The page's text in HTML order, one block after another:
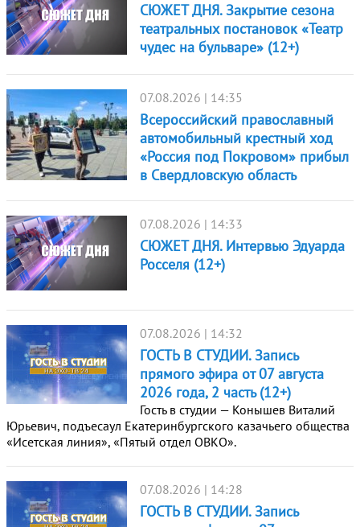
СЮЖЕТ ДНЯ. Закрытие сезона
театральных постановок «Театр
чудес на бульваре» (12+)
07.08.2026 | 14:35
Всероссийский православный
автомобильный крестный ход
«Россия под Покровом» прибыл
в Свердловскую область
07.08.2026 | 14:33
СЮЖЕТ ДНЯ. Интервью Эдуарда
Росселя (12+)
07.08.2026 | 14:32
ГОСТЬ В СТУДИИ. Запись
прямого эфира от 07 августа
2026 года, 2 часть (12+)
Гость в студии — Конышев Виталий
Юрьевич, подъесаул Екатеринбургского казачьего общества
«Исетская линия», «Пятый отдел ОВКО».
07.08.2026 | 14:28
ГОСТЬ В СТУДИИ. Запись